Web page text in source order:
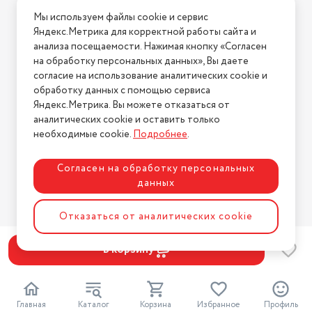
Главная Каталог Корзина Избранное Профиль
В корзину
Поддерживаемые кодеки
AAC, FastStream, LC3, LDAC,
LHDC, SBC, Samsung Scalable
Codec, aptX, aptX Adaptive, aptX
HD, aptX LL
В комплекте
кабель USB Type-C
Количество в упаковке
1 шт.
Функции
FM-радио, MP3-плеер, вызов
объемный звук
Цвет товара
белый
Количество микрофонов
1
Условия возврата
Нашли ошибку на сайте? Напишите нам
2026 © Интернет-магазин "АстМаркет". У нас есть всё!
Политика конфиденциальности
Разработка сайтаASTDESIGN
Мы используем файлы cookie и сервис
Яндекс.Метрика для корректной работы сайта и
анализа посещаемости. Нажимая кнопку «Согласен
на обработку персональных данных», Вы даете
согласие на использование аналитических cookie и
обработку данных с помощью сервиса
Яндекс.Метрика. Вы можете отказаться от
аналитических cookie и оставить только
необходимые cookie.Подробнее.
Согласен на обработку персональных
данных
Отказаться от аналитических cookie